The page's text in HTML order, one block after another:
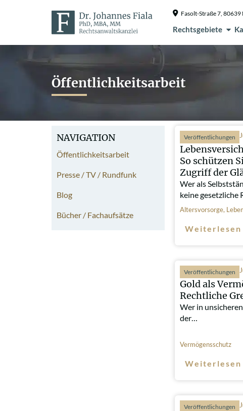
Fasolt-Straße 7,
Rechtsgebiete
Öffentlichkeitsarbeit
NAVIGATION
Öffentlichkeitsarbeit
Presse / TV / Rundfunk
Blog
Bücher / Fachaufsätze
Veröffentlichungen
So schützen
Zugriff der
Wer als
keine gesetzliche
Altersvorsorge,
Weiterlesen
Veröffentlichungen
Gold als
Rechtliche
Wer in
der…
Vermögensschutz
Weiterlesen
Veröffentlichungen